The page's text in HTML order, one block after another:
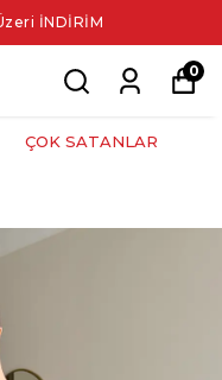
İNDİRİM
0
ÇOK SATANLAR